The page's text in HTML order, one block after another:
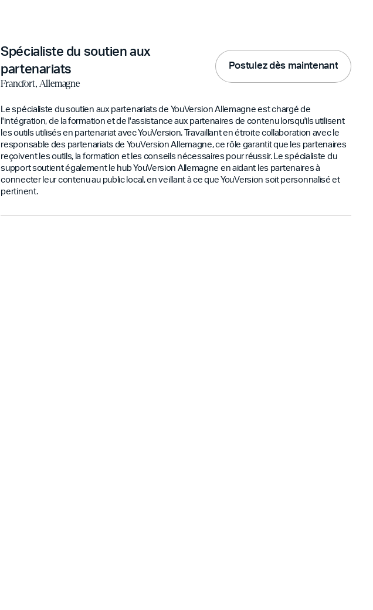
Spécialiste du soutien aux
partenariats
Francfort, Allemagne
Postulezdès maintenant
Le spécialiste du soutien aux partenariats de YouVersion Allemagne est chargé de
l'intégration, de la formation et de l'assistance aux partenaires de contenu lorsqu'ils utilisent
les outils utilisés en partenariat avec YouVersion. Travaillant en étroite collaboration avec le
responsable des partenariats de YouVersion Allemagne, ce rôle garantit que les partenaires
reçoivent les outils, la formation et les conseils nécessaires pour réussir. Le spécialiste du
support soutient également le hub YouVersion Allemagne en aidant les partenaires à
connecter leur contenu au public local, en veillant à ce que YouVersion soit personnalisé et
pertinent.